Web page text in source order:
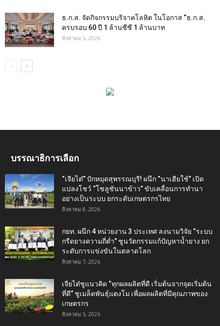
ธ.ก.ส. จัดกิจกรรมบริจาคโลหิต ในโอกาส “ธ.ก.ส.
ครบรอบ 60 ปี 1 ล้านซีซี 1 ล้านบาท
สิงหาคม 5, 2026
บรรณาธิการเลือก
“เจียไต๋” ปักหมุดสุพรรณบุรี! ผนึก “นาเฮียใช้” เปิด
แปลงโชว์ “โซลูชันนาข้าว” ขับเคลื่อนการทำนา
อย่างเป็นระบบ ยกระดับเกษตรกรไทย
สิงหาคม 8, 2026
กยท. ผนึก 4 หน่วยงาน 3 ประเทศ ลงนามวิจัย “ระบบ
กรีดยางความถี่ต่ำ” ชูนวัตกรรมแก้ปัญหาน้ำยาง ยก
ระดับการแข่งขันในตลาดโลก
สิงหาคม 7, 2026
เจียไต๋ชูแนวคิด “ทุกผลผลิตที่ดี เริ่มต้นจากจุดเริ่มต้น
ที่ดี” ชูเมล็ดพันธุ์แตงโม เพื่อผลผลิตที่มีคุณภาพของ
เกษตรกร
สิงหาคม 5, 2026